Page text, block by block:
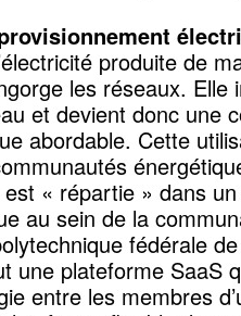
produite de
les réseaux. Elle
et devient donc une
abordable. Cette
est « répartie » dans
au sein de la
fédérale
une plateforme SaaS
entre les membres